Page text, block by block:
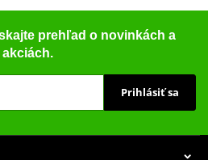
1,8
-
5,0
pre dielne)
prehľad o novinkách a
akciách.
Prihlásiť sa